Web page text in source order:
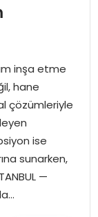
inşa etme
hane
çözümleriyle
ise
sunarken,
—